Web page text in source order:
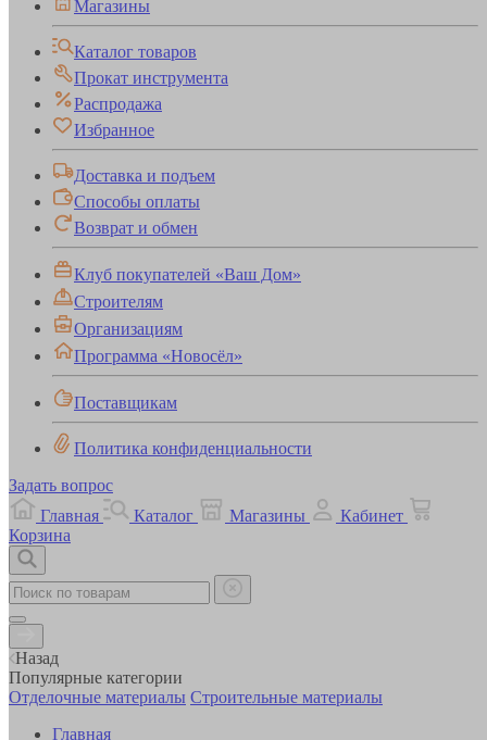
Магазины
Каталог товаров
Прокат инструмента
Распродажа
Избранное
Доставка и подъем
Способы оплаты
Возврат и обмен
Клуб покупателей «Ваш Дом»
Строителям
Организациям
Программа «Новосёл»
Поставщикам
Политика конфиденциальности
Задать вопрос
Главная
Каталог Магазины
Кабинет
Корзина
Назад
Популярные категории
Отделочные материалы Строительные материалы
Главная